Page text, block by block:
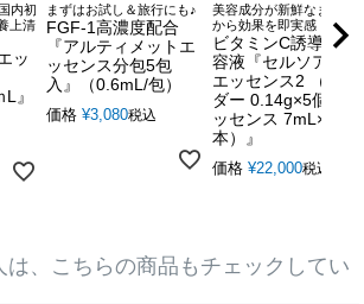
内初
上清
ッ
』
まずはお試し＆旅行にも♪
FGF-1高濃度配合
『アルティメットエ
ッセンス分包5包
入』（0.6mL/包）
価格 ¥3,080税込
美容成分が新鮮なまま届
から効果を即実感！
ビタミンC誘導体美
容液『セルソアン C
エッセンス2 （パウ
ダー 0.14g×5個、エ
ッセンス 7mL×5
本）』
価格 ¥22,000税込
は、こちらの商品もチェックしてい